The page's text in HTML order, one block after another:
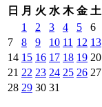
日
月 火 水 木 金 土
1
2 3 4 5
6
7
8 9 10 11 12 13
14 15 16 17 18 19 20
21 22 23 24 25 26 27
28 29 30 31